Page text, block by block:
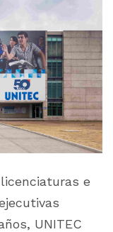
e
UNITEC